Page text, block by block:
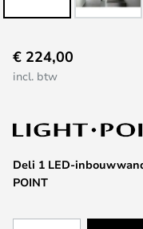
naar
het
van
afbeeldingen-
gallerij
Deli 1 LED-
POINT
€ 224,00
incl. btw